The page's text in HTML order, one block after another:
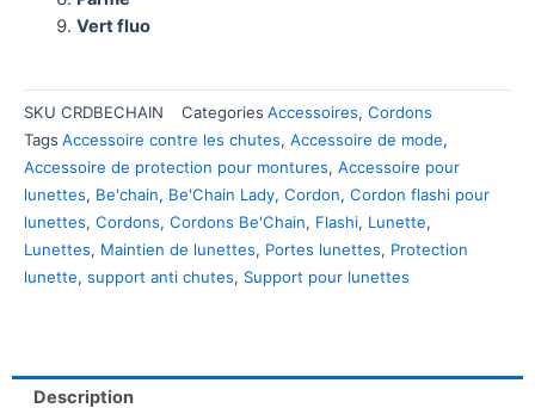
Vert fluo
SKU CRDBECHAIN Categories Accessoires, Cordons
Tags Accessoire contre les chutes, Accessoire de mode,
Accessoire de protection pour montures, Accessoire pour
lunettes, Be'chain, Be'Chain Lady, Cordon, Cordon flashi pour
lunettes, Cordons, Cordons Be'Chain, Flashi, Lunette,
Lunettes, Maintien de lunettes, Portes lunettes, Protection
lunette, support anti chutes, Support pour lunettes
Description